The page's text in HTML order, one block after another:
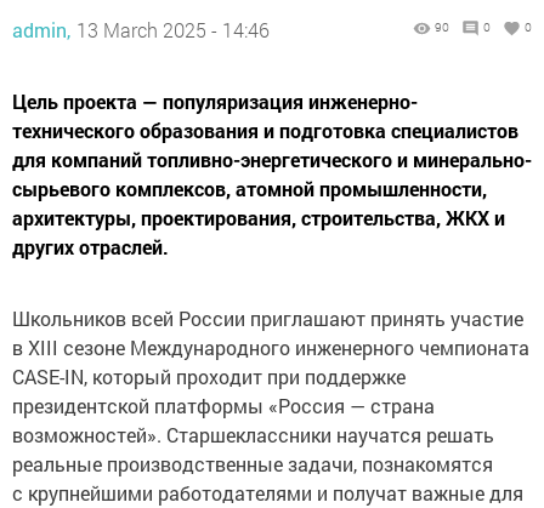
admin, 13 March 2025 - 14:46 90 0 0
Цель проекта — популяризация инженерно-
технического образования и подготовка специалистов
для компаний топливно-энергетического и минерально-
сырьевого комплексов, атомной промышленности,
архитектуры, проектирования, строительства, ЖКХ и
других отраслей.
Школьников всей России приглашают принять участие
в XIII сезоне Международного инженерного чемпионата
CASE-IN, который проходит при поддержке
президентской платформы «Россия — страна
возможностей». Старшеклассники научатся решать
реальные производственные задачи, познакомятся
с крупнейшими работодателями и получат важные для